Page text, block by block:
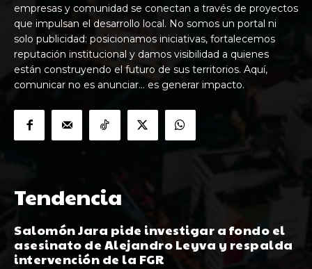
empresas y comunidad se conectan a través de proyectos
que impulsan el desarrollo local. No somos un portal ni
solo publicidad: posicionamos iniciativas, fortalecemos
reputación institucional y damos visibilidad a quienes
están construyendo el futuro de sus territorios. Aquí,
comunicar no es anunciar… es generar impacto.
Tendencia
Salomón Jara pide investigar a fondo el
asesinato de Alejandro Leyva y respalda
intervención de la FGR